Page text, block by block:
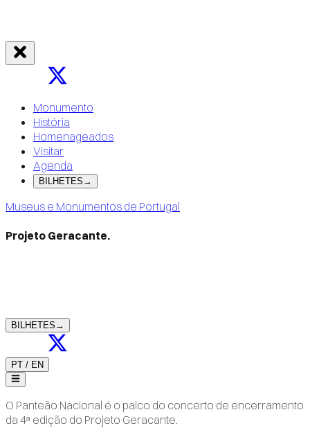
Monumento
História
Homenageados
Visitar
Agenda
BILHETES →
Museus e Monumentos de Portugal
Projeto Geracante.
BILHETES →
PT / EN
O Panteão Nacional é o palco do concerto de encerramento
da 4ª edição do Projeto Geracante.